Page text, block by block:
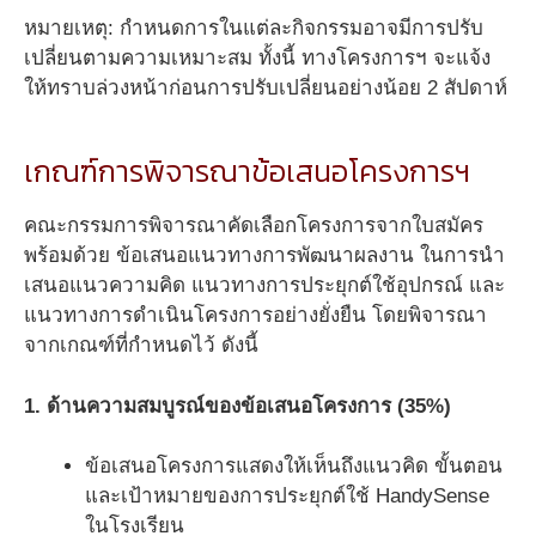
หมายเหตุ: กำหนดการในแต่ละกิจกรรมอาจมีการปรับ
เปลี่ยนตามความเหมาะสม ทั้งนี้ ทางโครงการฯ จะแจ้ง
ให้ทราบล่วงหน้าก่อนการปรับเปลี่ยนอย่างน้อย 2 สัปดาห์
เกณฑ์การพิจารณาข้อเสนอโครงการฯ
คณะกรรมการพิจารณาคัดเลือกโครงการจากใบสมัคร
พร้อมด้วย ข้อเสนอแนวทางการพัฒนาผลงาน ในการนำ
เสนอแนวความคิด แนวทางการประยุกต์ใช้อุปกรณ์ และ
แนวทางการดำเนินโครงการอย่างยั่งยืน โดยพิจารณา
จากเกณฑ์ที่กำหนดไว้ ดังนี้
1. ด้านความสมบูรณ์ของข้อเสนอโครงการ (35%)
ข้อเสนอโครงการแสดงให้เห็นถึงแนวคิด ขั้นตอน
และเป้าหมายของการประยุกต์ใช้ HandySense
ในโรงเรียน